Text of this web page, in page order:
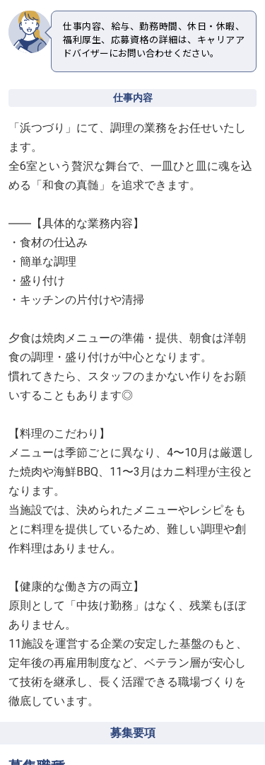
仕事内容、給与、勤務時間、休日・休暇、
福利厚生、応募資格の詳細は、キャリアア
ドバイザーにお問い合わせください。
仕事内容
「浜つづり」にて、調理の業務をお任せいたし
ます。
全6室という贅沢な舞台で、一皿ひと皿に魂を込
める「和食の真髄」を追求できます。
――【具体的な業務内容】
・食材の仕込み
・簡単な調理
・盛り付け
・キッチンの片付けや清掃
夕食は焼肉メニューの準備・提供、朝食は洋朝
食の調理・盛り付けが中心となります。
慣れてきたら、スタッフのまかない作りをお願
いすることもあります◎
【料理のこだわり】
メニューは季節ごとに異なり、4〜10月は厳選し
た焼肉や海鮮BBQ、11〜3月はカニ料理が主役と
なります。
当施設では、決められたメニューやレシピをも
とに料理を提供しているため、難しい調理や創
作料理はありません。
【健康的な働き方の両立】
原則として「中抜け勤務」はなく、残業もほぼ
ありません。
11施設を運営する企業の安定した基盤のもと、
定年後の再雇用制度など、ベテラン層が安心し
て技術を継承し、長く活躍できる職場づくりを
徹底しています。
募集要項